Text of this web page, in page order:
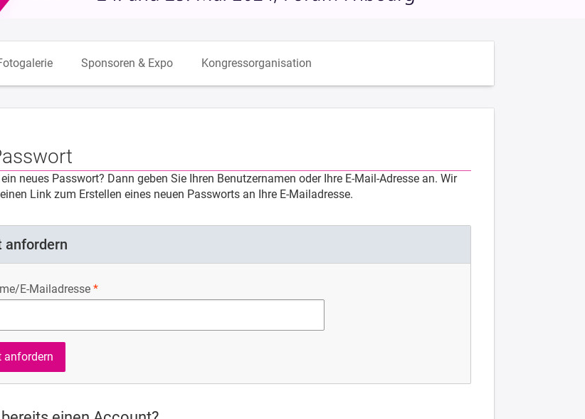
Sponsoren & Expo Kongressorganisation
neues Passwort? Dann geben Sie Ihren Benutzernamen oder Ihre E-Mail-Adresse an. Wir
Link zum Erstellen eines neuen Passworts an Ihre E-Mailadresse.
anfordern
E-Mailadresse